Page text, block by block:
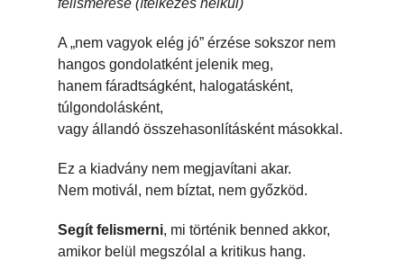
A „nem vagyok elég jó” érzése sokszor nem
hangos gondolatként jelenik meg,
hanem fáradtságként, halogatásként,
túlgondolásként,
vagy állandó összehasonlításként másokkal.
Ez a kiadvány nem megjavítani akar.
Nem motivál, nem bíztat, nem győzköd.
Segít felismerni, mi történik benned akkor,
amikor belül megszólal a kritikus hang.